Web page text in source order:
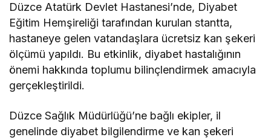
Düzce Atatürk Devlet Hastanesi’nde, Diyabet
Eğitim Hemşireliği tarafından kurulan stantta,
hastaneye gelen vatandaşlara ücretsiz kan şekeri
ölçümü yapıldı. Bu etkinlik, diyabet hastalığının
önemi hakkında toplumu bilinçlendirmek amacıyla
gerçekleştirildi.
Düzce Sağlık Müdürlüğü’ne bağlı ekipler, il
genelinde diyabet bilgilendirme ve kan şekeri